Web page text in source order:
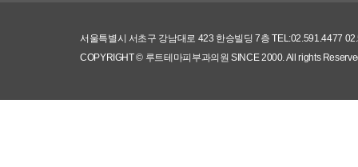
서울특별시 서초구 강남대로 423 한승빌딩 7층 TEL:02.591.4477
COPYRIGHT © 루트테마피부과의원 SINCE 2000.All rights